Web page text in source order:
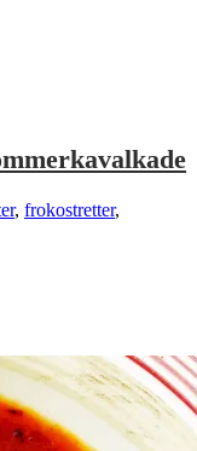
, frokostretter,